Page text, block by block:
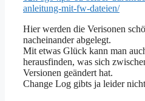
anleitung-mit-fw-dateien/
Hier werden die Verisonen
nacheinander abgelegt.
Mit etwas Glück kann man
herausfinden, was sich
Versionen geändert hat.
Change Log gibts ja leider